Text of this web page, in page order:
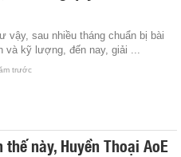
vậy, sau nhiều tháng chuẩn bị bài
và kỹ lượng, đến nay, giải ...
trước
này, Huyền Thoại AoE